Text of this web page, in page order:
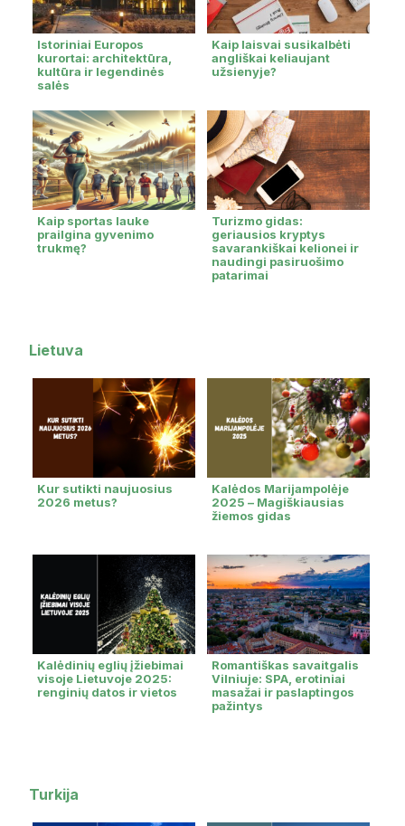
Istoriniai Europos
kurortai: architektūra,
kultūra ir legendinės
salės
Kaip laisvai susikalbėti
angliškai keliaujant
užsienyje?
Kaip sportas lauke
prailgina gyvenimo
trukmę?
Turizmo gidas:
geriausios kryptys
savarankiškai kelionei ir
naudingi pasiruošimo
patarimai
Lietuva
Kur sutikti naujuosius
2026 metus?
Kalėdos Marijampolėje
2025 – Magiškiausias
žiemos gidas
Kalėdinių eglių įžiebimai
visoje Lietuvoje 2025:
renginių datos ir vietos
Romantiškas savaitgalis
Vilniuje: SPA, erotiniai
masažai ir paslaptingos
pažintys
Turkija